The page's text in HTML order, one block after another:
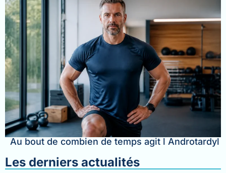
Au bout de combien de temps agit l Androtardyl
Les derniers actualités